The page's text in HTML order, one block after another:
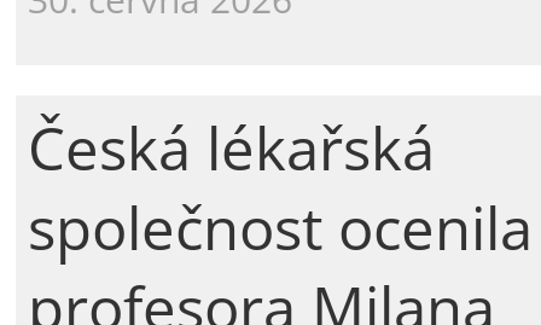
Česká lékařská
společnost ocenila
profesora Milana